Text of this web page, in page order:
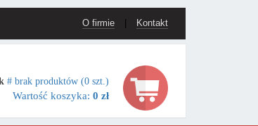
O firmie Kontakt
# brak produktów (0 szt.)
Wartość koszyka: 0 zł